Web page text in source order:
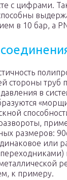
с цифрами.
в 10 бар, а
стороны труб
в
размеров:
или
к примеру.